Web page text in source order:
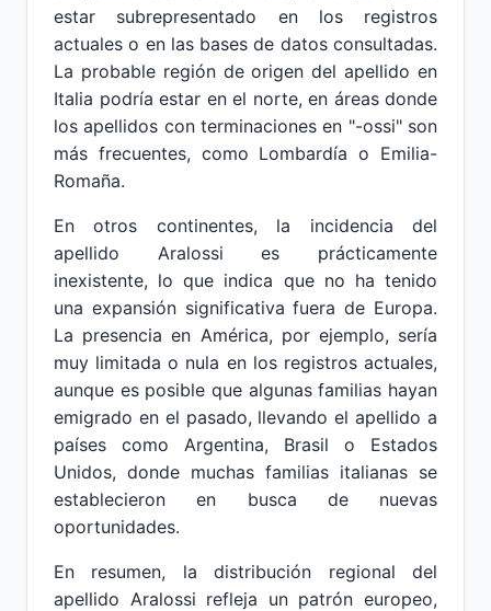
estar subrepresentado en los registros
actuales o en las bases de datos consultadas.
La probable región de origen del apellido en
Italia podría estar en el norte, en áreas donde
los apellidos con terminaciones en "-ossi" son
más frecuentes, como Lombardía o Emilia-
Romaña.
En otros continentes, la incidencia del
apellido Aralossi es prácticamente
inexistente, lo que indica que no ha tenido
una expansión significativa fuera de Europa.
La presencia en América, por ejemplo, sería
muy limitada o nula en los registros actuales,
aunque es posible que algunas familias hayan
emigrado en el pasado, llevando el apellido a
países como Argentina, Brasil o Estados
Unidos, donde muchas familias italianas se
establecieron en busca de nuevas
oportunidades.
En resumen, la distribución regional del
apellido Aralossi refleja un patrón europeo,